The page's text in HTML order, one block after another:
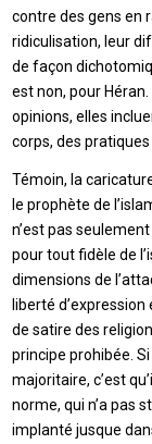
contre des gens en
ridiculisation, leur
de façon
est non, pour
opinions, elles
corps, des
Témoin, la
le prophète de
n’est pas
pour tout fidèle de
dimensions de
liberté
de satire des
principe prohibée.
majoritaire, c’est
norme, qui n’a pas
implanté jusque